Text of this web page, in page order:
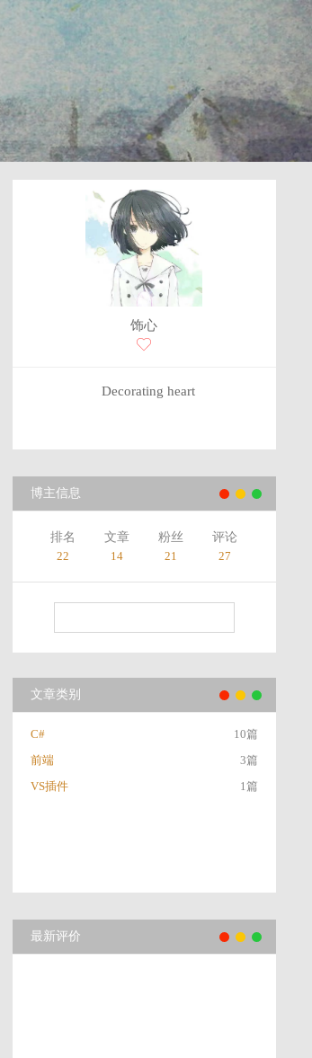
饰心
Decorating heart
博主信息
排名
22
文章
14
粉丝
21
评论
27
文章类别
C#
10篇
前端
3篇
VS插件
1篇
最新评价